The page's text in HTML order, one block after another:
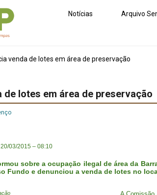
Notícias Arquivo
venda de lotes em área de preservação
de lotes em área de preservação
03/2015 – 08:10
sobre a ocupação ilegal de área da
Fundo e denunciou a venda de lotes no